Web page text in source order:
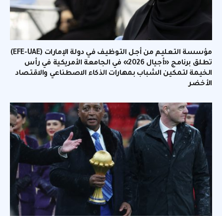
مؤسسة التعليم من أجل التوظيف في دولة الإمارات (EFE-UAE)
تطلق برنامج «أجيال 2026» في الجامعة الأمريكية في رأس
الخيمة لتمكين الشباب بمهارات الذكاء الاصطناعي والاقتصاد
الأخضر